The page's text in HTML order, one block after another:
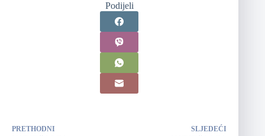
Podijeli
PRETHODNI SLJEDEĆI